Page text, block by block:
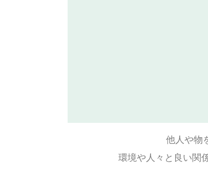
他人や物
環境や人々と良い関